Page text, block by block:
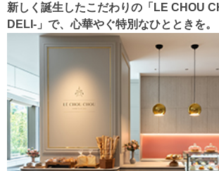
新しく誕生したこだわりの「LE CHOU
DELI-」で、心華やぐ特別なひとときを。